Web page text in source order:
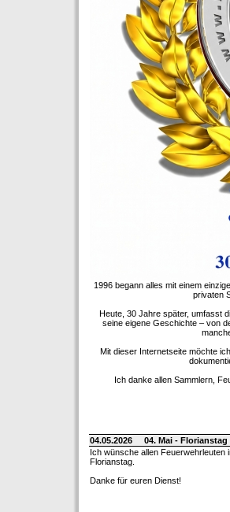
1996 begann alles mit einem
privaten
Heute, 30 Jahre später, umfasst
seine eigene Geschichte – von
Mit dieser Internetseite möchte
Ich danke allen Sammlern,
04.05.2026
04. Mai -
Ich wünsche allen Feuerwehrleuten
Florianstag.
Danke für euren Dienst!